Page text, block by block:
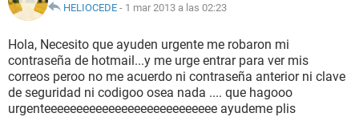
HELIOCEDE - 1 mar 2013 a las 02:23
Hola, Necesito que ayuden urgente me robaron mi
contraseña de hotmail...y me urge entrar para ver mis
correos peroo no me acuerdo ni contraseña anterior ni clave
de seguridad ni codigoo osea nada .... que hagooo
urgenteeeeeeeeeeeeeeeeeeeeeeeeeee ayudeme plis